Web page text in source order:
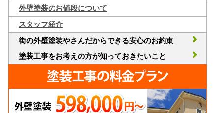
外壁塗装のお値段について
スタッフ紹介
街の外壁塗装やさんだからできる安心のお約束
塗装工事をお考えの方が知っておきたいこと